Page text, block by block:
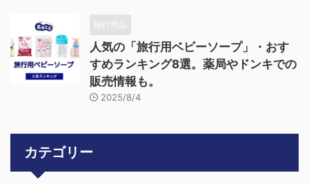
旅行用品
人気の「旅行用ベビーソープ」・おす
すめランキング8選。薬局やドンキでの
販売情報も。
2025/8/4
カテゴリー